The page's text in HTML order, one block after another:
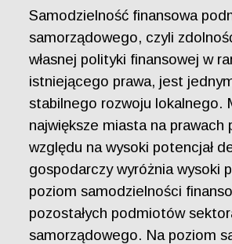
Samodzielność finansowa
samorządowego, czyli
własnej polityki finansowej w
istniejącego prawa, jest
stabilnego rozwoju lokalnego.
największe miasta na prawach
względu na wysoki potencjał
gospodarczy wyróżnia wysoki
poziom samodzielności
pozostałych podmiotów
samorządowego. Na poziom